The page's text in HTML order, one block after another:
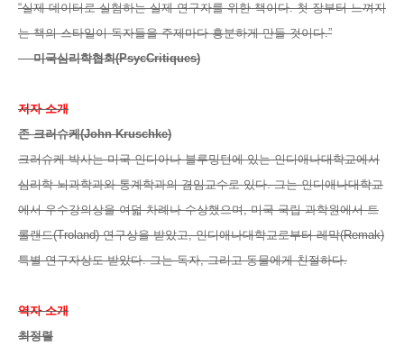
“실제 데이터로 실험하는 실제 연구자를 위한 책이다. 첫 장부터 느껴지
는 책의 스타일이 독자들을 주제마다 흥분하게 만들 것이다.”
—미국심리학협회(PsycCritiques)
저자 소개
존 크러슈케(John Kruschke)
크러슈케 박사는 미국 인디아나 블루밍턴에 있는 인디애나대학교에서
심리학 뇌과학과와 통계학과의 겸임교수로 있다. 그는 인디애나대학교
에서 우수강의상을 여덟 차례나 수상했으며, 미국 국립 과학원에서 트
롤랜드(Troland) 연구상을 받았고, 인디애나대학교로부터 레막(Remak)
특별 연구자상도 받았다. 그는 독자, 그리고 동물에게 친절하다.
역자 소개
최정렬